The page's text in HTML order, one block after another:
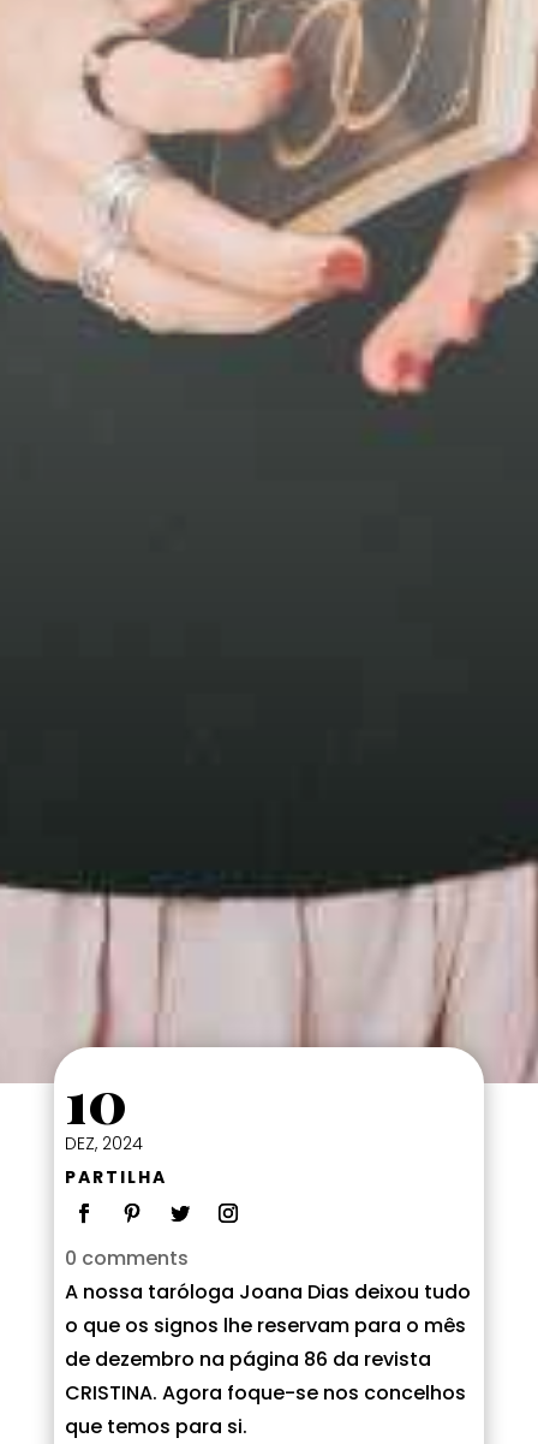
10
DEZ, 2024
PARTILHA
0 comments
A nossa taróloga Joana Dias deixou tudo
o que os signos lhe reservam para o mês
de dezembro na página 86 da revista
CRISTINA. Agora foque-se nos concelhos
que temos para si.